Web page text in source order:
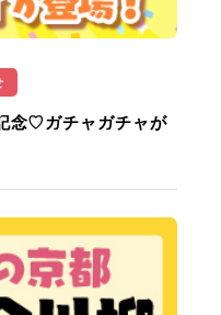
念♡ガチャガチャが